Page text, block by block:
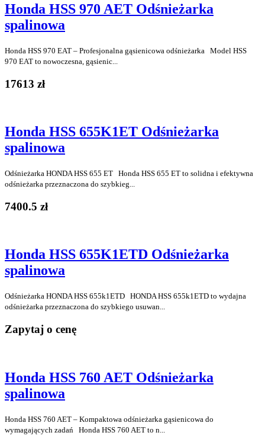
Honda HSS 970 AET Odśnieżarka
spalinowa
Honda HSS 970 EAT – Profesjonalna gąsienicowa odśnieżarka Model HSS
970 EAT to nowoczesna, gąsienic...
17613 zł
Honda HSS 655K1ET Odśnieżarka
spalinowa
Odśnieżarka HONDA HSS 655 ET Honda HSS 655 ET to solidna i efektywna
odśnieżarka przeznaczona do szybkieg...
7400.5 zł
Honda HSS 655K1ETD Odśnieżarka
spalinowa
Odśnieżarka HONDA HSS 655k1ETD HONDA HSS 655k1ETD to wydajna
odśnieżarka przeznaczona do szybkiego usuwan...
Zapytaj o cenę
Honda HSS 760 AET Odśnieżarka
spalinowa
Honda HSS 760 AET – Kompaktowa odśnieżarka gąsienicowa do
wymagających zadań Honda HSS 760 AET to n...